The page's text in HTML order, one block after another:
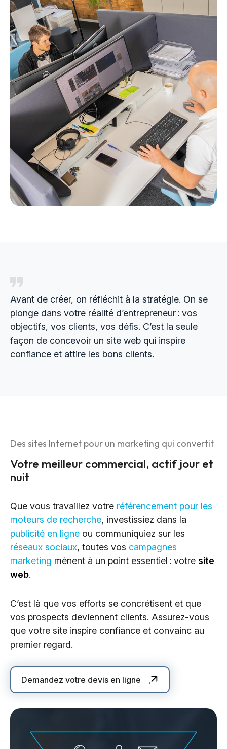
Avant de créer, on réfléchit à la stratégie. On se
plonge dans votre réalité d’entrepreneur : vos
objectifs, vos clients, vos défis. C’est la seule
façon de concevoir un site web qui inspire
confiance et attire les bons clients.
Des sites Internet pour un marketing qui convertit
Votre meilleur commercial, actif jour et
nuit
Que vous travaillez votre référencement pour les
moteurs de recherche, investissiez dans la
publicité en ligne ou communiquiez sur les
réseaux sociaux, toutes vos campagnes
marketing mènent à un point essentiel : votre site
web.
C’est là que vos efforts se concrétisent et que
vos prospects deviennent clients. Assurez-vous
que votre site inspire confiance et convainc au
premier regard.
Demandez votre devis en ligne